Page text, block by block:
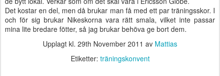
Det kostar en del, men då brukar man få med ett par träningsskor. I
och för sig brukar Nikeskorna vara rätt smala, vilket inte passar
mina lite bredare fötter, så jag brukar behöva ge bort dem.
Upplagt kl. 29th November 2011 av Mattias
Etiketter: träningskonvent